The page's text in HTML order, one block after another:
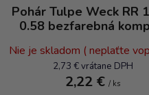
Pohár Tulpe Weck RR
0.58 bezfarebná
Nie je skladom ( neplaťte
2,73 € vrátane DPH
2,22 €/ ks